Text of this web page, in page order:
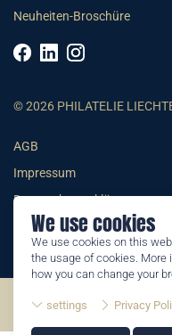
We use cookies
We use cookies on this
the usage of cookies.
how you can change your
settings Privacy
Neuheiten-Broschüre
© 2026 PHILATELIE
AGB
Impressum
Datenschutzerklärung
©2026 by Philatelie